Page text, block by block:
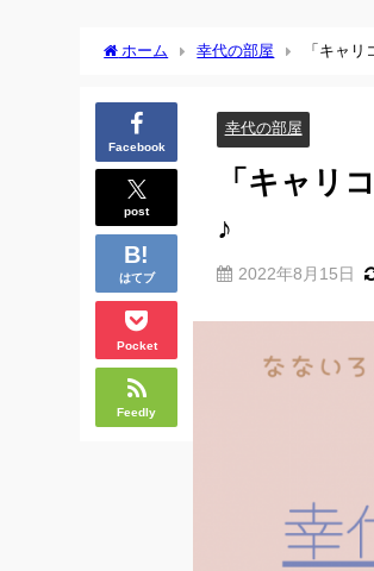
ホーム 幸代の部屋 「キャ
Facebook
post
はてブ
Pocket
Feedly
幸代の部屋
「キャリ
♪
2022年8月15日